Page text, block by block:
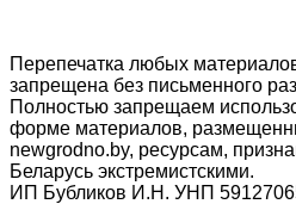
Перепечатка любых
запрещена без письменного
Полностью запрещаем
форме материалов,
newgrodno.by, ресурсам,
Беларусь экстремистскими.
ИП Бубликов И.Н. УНП